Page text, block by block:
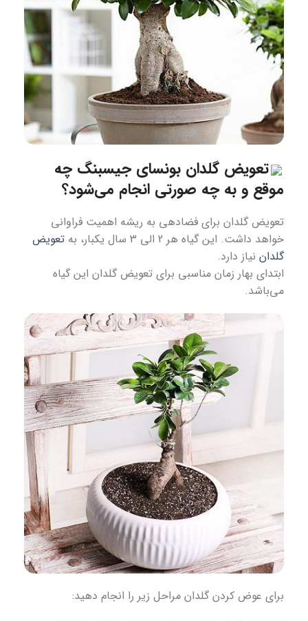
تعویض گلدان بونسای جیسبنگ چه
موقع و به چه صورتی انجام می‌شود؟
تعویض گلدان برای فضادهی به ریشه اهمیت فراوانی
خواهد داشت. این گیاه هر 2 الی 3 سال یکبار، به
تعویض
گلدان نیاز دارد.
ابتدای بهار زمان مناسبی برای تعویض گلدان این گیاه
می‌باشد.
برای عوض کردن گلدان مراحل زیر را انجام دهید: